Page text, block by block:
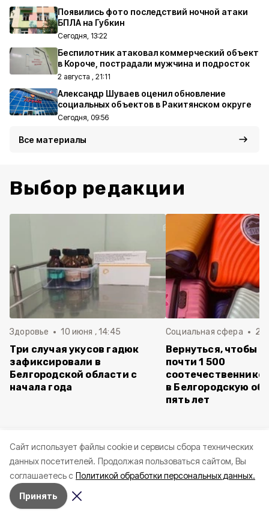
Cайт использует файлы cookie и сервисы сбора технических
данных посетителей. Продолжая пользоваться сайтом, Вы
соглашаетесь с Политикой обработки персональных данных.
Принять
Появились фото последствий ночной атаки
БПЛА на Губкин
Сегодня, 13:22
Беспилотник атаковал коммерческий объект
в Короче, пострадали мужчина и подросток
2 августа , 21:11
Александр Шуваев оценил обновление
социальных объектов в Ракитянском округе
Сегодня, 09:56
Все материалы
Выбор редакции
Здоровье 10 июня , 14:45
Три случая укусов гадюк
зафиксировали в
Белгородской области с
начала года
Социальная сфера 20
Вернуться, чтобы
почти 1 500
в Белгородскую
пять лет